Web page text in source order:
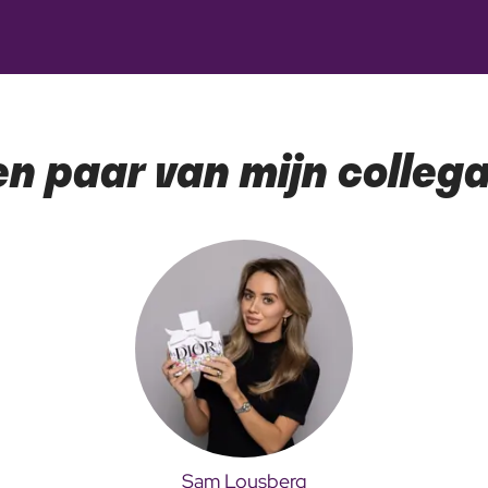
paar van mijn
Sam Lousberg